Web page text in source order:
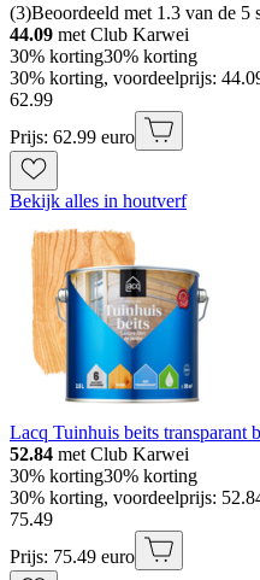
(3)Beoordeeld met 1.3 van de 5
44.09 met Club Karwei
30% korting30% korting
30% korting, voordeelprijs:
62.99
Prijs: 62.99 euro
Bekijk alles in houtverf
Lacq Tuinhuis beits transparant
52.84 met Club Karwei
30% korting30% korting
30% korting, voordeelprijs:
75.49
Prijs: 75.49 euro